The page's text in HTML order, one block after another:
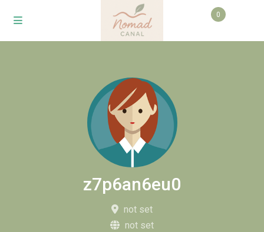
0
z7p6an6eu0
not set
not set